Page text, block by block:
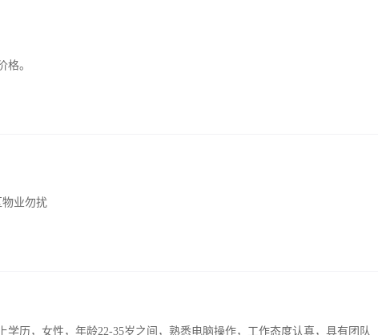
格。
业勿扰
学历，女性，年龄22-35岁之间，熟悉电脑操作，工作态度认真，具有团队